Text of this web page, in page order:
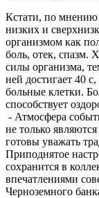
Кстати, по мнению
низких и
организмом как
боль, отек, спазм.
силы организма,
ней достигает 40
больные клетки.
способствует
- Атмосфера
не только
готовы уважать
Приподнятое
сохранится в
впечатлениями
Черноземного